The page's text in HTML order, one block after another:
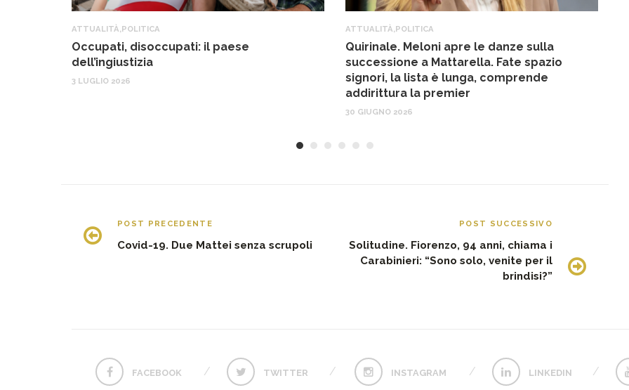
ATTUALITÀ,POLITICA
Occupati, disoccupati: il paese
dell’ingiustizia
3 LUGLIO 2026
ATTUALITÀ,POLITICA
Quirinale. Meloni apre le danze sulla
successione a Mattarella. Fate spazio
signori, la lista è lunga, comprende
addirittura la premier
30 GIUGNO 2026
POST PRECEDENTE
Covid-19. Due Mattei senza scrupoli
POST SUCCESSIVO
Solitudine. Fiorenzo, 94 anni, chiama i
Carabinieri: “Sono solo, venite per il
brindisi?”
FACEBOOK TWITTER INSTAGRAM LINKEDIN